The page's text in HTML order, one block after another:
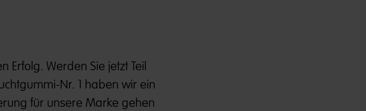
Erfolg. Werden Sie jetzt Teil
Nr. 1 haben wir ein
für unsere Marke gehen